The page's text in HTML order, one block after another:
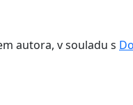
autora, v souladu s